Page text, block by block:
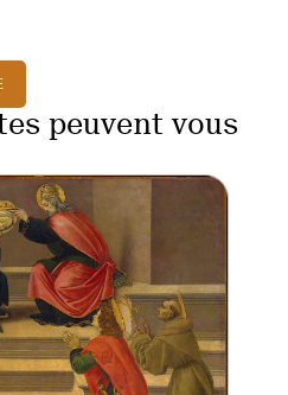
peuvent vous